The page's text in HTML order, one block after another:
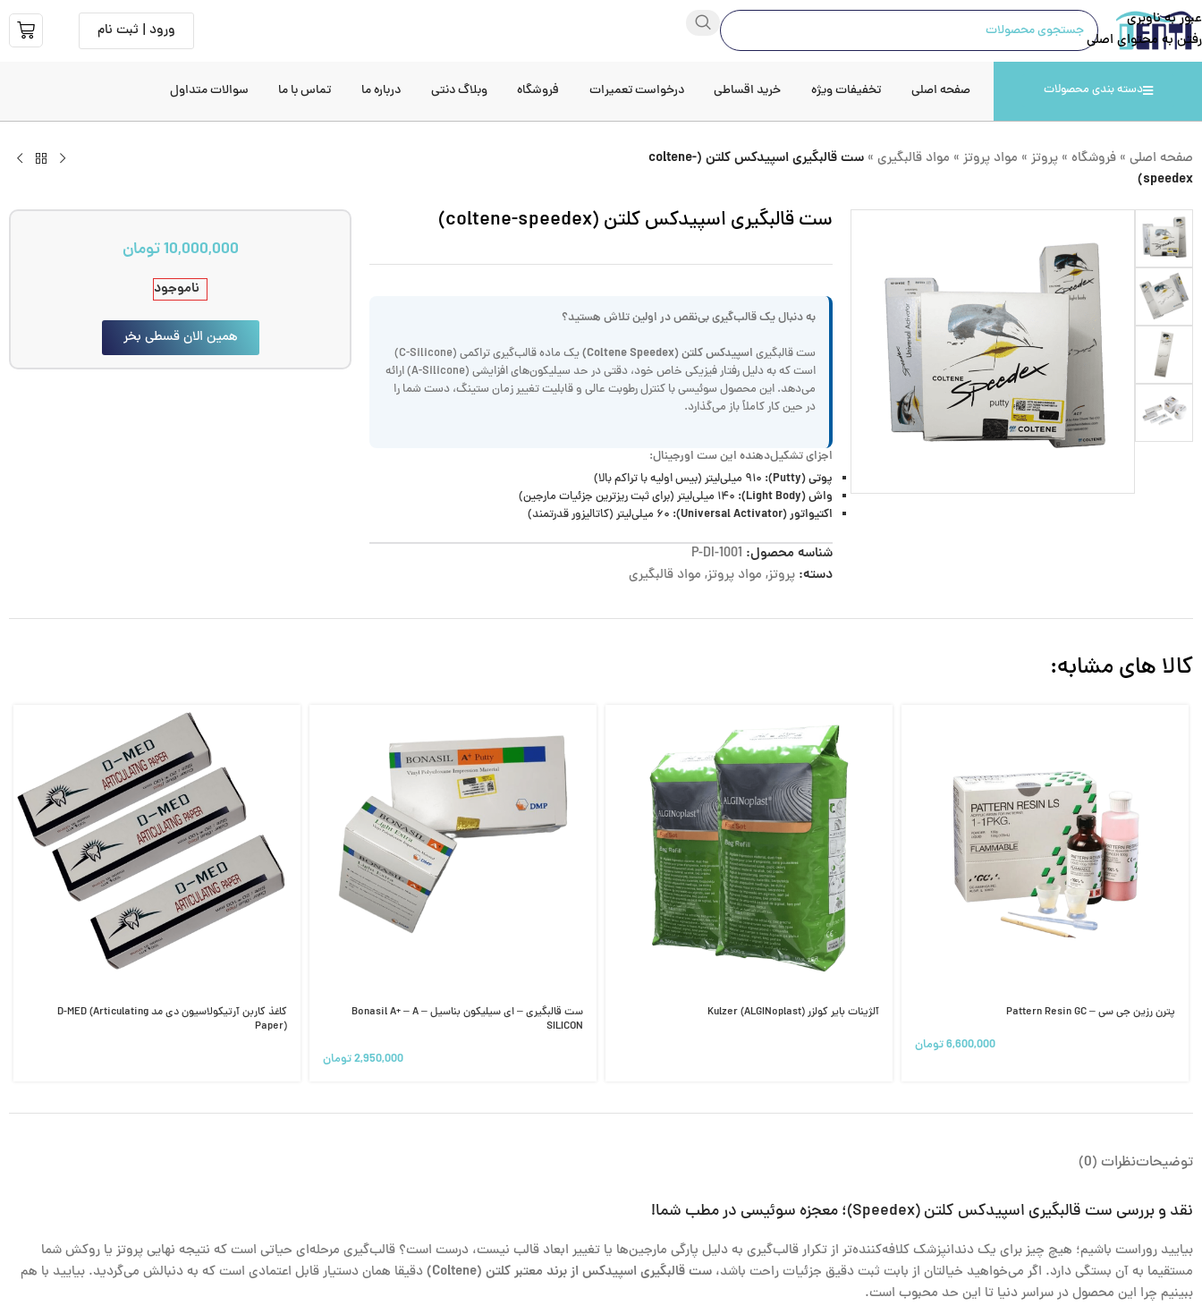
عبور به ناوبری
رفتن به محتوای اصلی
ورود | ثبت نام
دسته بندی محصولات صفحه اصلی تخفیفات ویژه خرید اقساطی درخواست تعمیرات فروشگاه وبلاگ دنتی درباره ما تماس با ما سوالات متداول
صفحه اصلی » فروشگاه » پروتز » مواد پروتز » مواد قالبگیری »
ست قالبگیری اسپیدکس کلتن (coltene-
speedex)
ست قالبگیری اسپیدکس کلتن (coltene-speedex)
به دنبال یک قالب‌گیری بی‌نقص در اولین تلاش هستید؟
ست قالبگیری اسپیدکس کلتن (Coltene Speedex)
یک ماده قالب‌گیری تراکمی (C-Silicone)
است که به دلیل رفتار فیزیکی خاص خود، دقتی در حد سیلیکون‌های افزایشی (A-Silicone) ارائه
می‌دهد. این محصول سوئیسی با کنترل رطوبت عالی و قابلیت تغییر زمان ستینگ، دست شما را
در حین کار کاملاً باز می‌گذارد.
اجزای تشکیل‌دهنده این ست اورجینال:
پوتی (Putty):
واش (Light Body):
اکتیواتور (Universal Activator):
شناسه محصول: P-DI-1001
دسته: پروتز, مواد پروتز, مواد قالبگیری
10,000,000تومان
ناموجود
همین الان قسطی بخر
کالا های مشابه:
پترن رزین جی سی – Pattern Resin GC
6,600,000تومان
آلژینات بایر کولزر Kulzer (ALGINoplast)
ست قالبگیری – ای سیلیکون بناسیل – Bonasil A+ – A
SILICON
2,950,000تومان
کاغذ کاربن آرتیکولاسیون دی مد D-MED (Articulating
Paper)
توضیحاتنظرات (0)
نقد و بررسی ست قالبگیری اسپیدکس کلتن (Speedex)؛ معجزه سوئیسی در مطب شما!
بیایید روراست باشیم؛ هیچ چیز برای یک دندانپزشک کلافه‌کننده‌تر از تکرار قالب‌گیری به دلیل پارگی مارجین‌ها یا تغییر ابعاد قالب نیست، درست است؟ قالب‌گیری مرحله‌ای حیاتی است که نتیجه نهایی پروتز یا روکش شما
مستقیما به آن بستگی دارد. اگر می‌خواهید خیالتان از بابت ثبت دقیق جزئیات راحت باشد، ست قالبگیری اسپیدکس از برند معتبر کلتن (Coltene)
دقیقا همان دستیار قابل اعتمادی است که به دنبالش می‌گردید. بیایید با هم
ببینیم چرا این محصول در سراسر دنیا تا این حد محبوب است.